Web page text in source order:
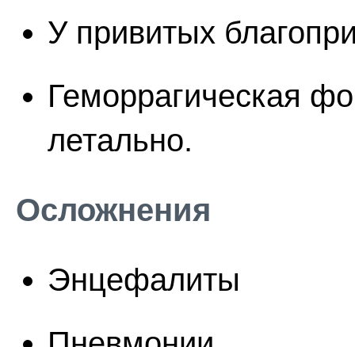
У привитых
Геморрагическая
летально.
Осложнения
Энцефалиты